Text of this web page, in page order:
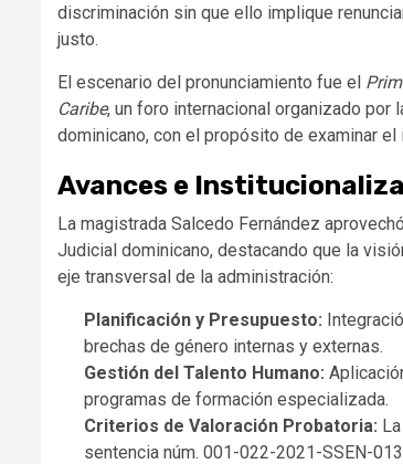
discriminación sin que ello implique
justo.
El escenario del pronunciamiento fue el
Caribe, un foro internacional organizado por
dominicano, con el propósito de examinar
Avances e
La magistrada Salcedo Fernández
Judicial dominicano, destacando que la
eje transversal de la administración:
Planificación y Presupuesto:
brechas de género internas y externas.
Gestión del Talento Humano:
programas de formación especializada.
Criterios de Valoración Probatoria:
sentencia núm. 001-022-2021-SSEN-